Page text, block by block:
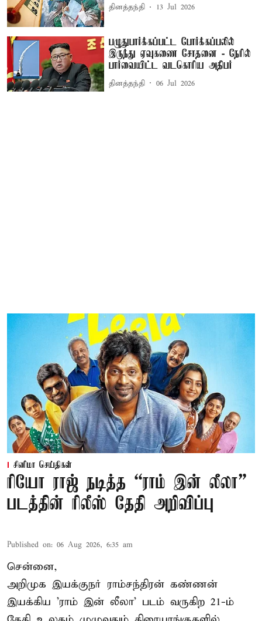
தினத்தந்தி 13 Jul 2026
பழுதுபார்க்கப்பட்ட போர்க்கப்பலில்
இருந்து ஏவுகணை சோதனை - நேரில்
பார்வையிட்ட வடகொரிய அதிபர்
தினத்தந்தி 06 Jul 2026
சினிமா செய்திகள்
ரியோ ராஜ் நடித்த “ராம் இன் லீலா”
படத்தின் ரிலீஸ் தேதி அறிவிப்பு
Published on: 06 Aug 2026, 6:35 am
சென்னை,
அறிமுக இயக்குநர் ராம்சந்திரன் கண்ணன்
இயக்கிய 'ராம் இன் லீலா' படம் வருகிற 21-ம்